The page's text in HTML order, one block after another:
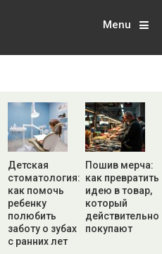
Menu
Детская
стоматология:
как помочь
ребенку
полюбить
заботу о зубах
с ранних лет
Пошив мерча:
как превратить
идею в товар,
который
действительно
покупают